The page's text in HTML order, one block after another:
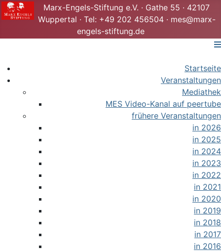
Marx-Engels-Stiftung e.V. · Gathe 55 · 42107
Wuppertal · Tel: +49 202 456504 · mes@marx-
engels-stiftung.de
Startseite
Veranstaltungen
Mediathek
MES Video-Kanal auf peertube
frühere Veranstaltungen
in 2026
in 2025
in 2024
in 2023
in 2022
in 2021
in 2020
in 2019
in 2018
in 2017
in 2016